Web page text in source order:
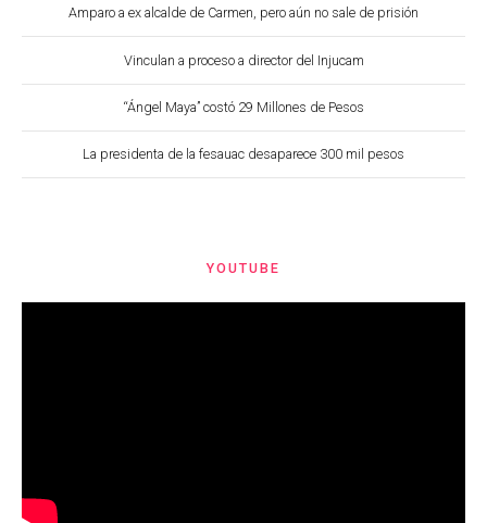
Amparo a ex alcalde de Carmen, pero aún no sale de prisión
Vinculan a proceso a director del Injucam
“Ángel Maya” costó 29 Millones de Pesos
La presidenta de la fesauac desaparece 300 mil pesos
YOUTUBE